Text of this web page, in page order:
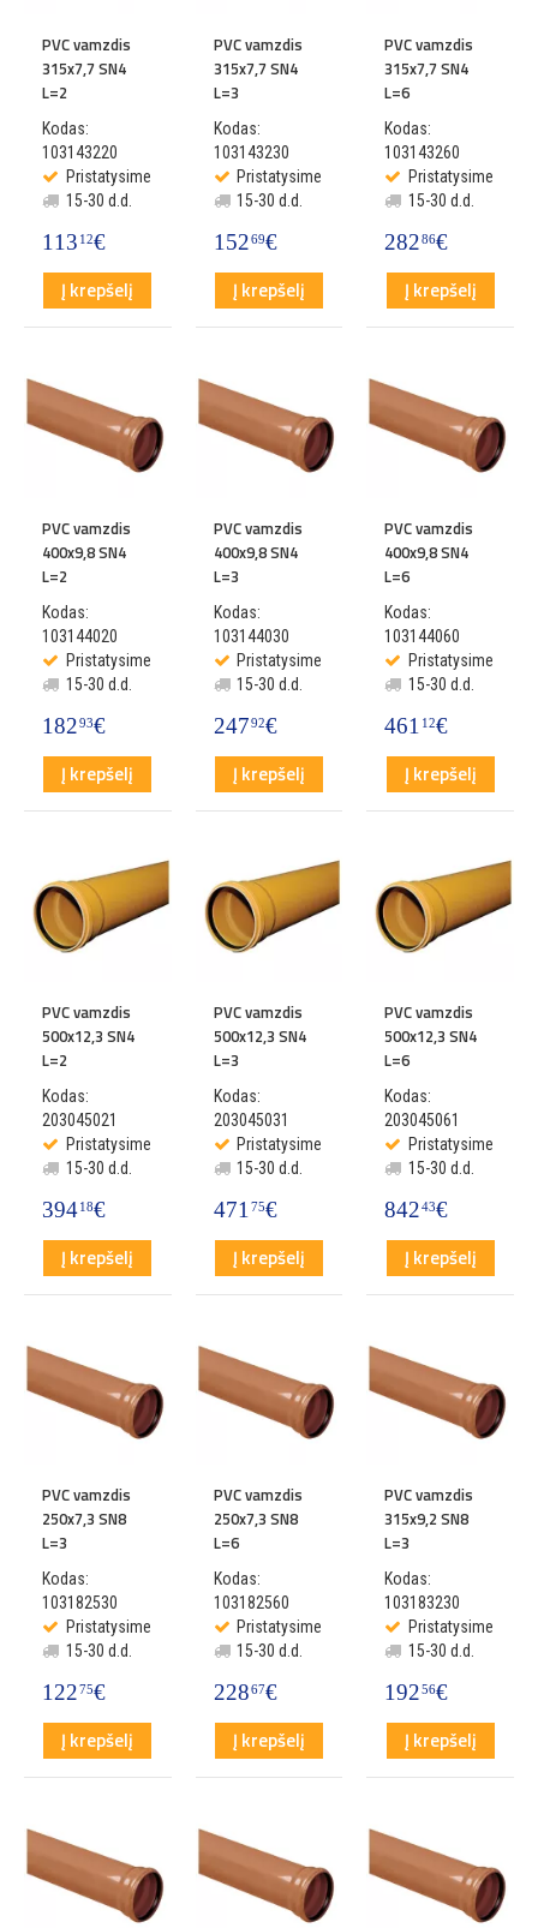
PVC vamzdis
315x7,7 SN4
L=2
Kodas:
103143220
Pristatysime
15-30 d.d.
113 12€
Į krepšelį
PVC vamzdis
315x7,7 SN4
L=3
Kodas:
103143230
Pristatysime
15-30 d.d.
15269€
Į krepšelį
PVC vamzdis
315x7,7 SN4
L=6
Kodas:
103143260
Pristatysime
15-30 d.d.
28286€
Į krepšelį
PVC vamzdis
400x9,8 SN4
L=2
Kodas:
103144020
Pristatysime
15-30 d.d.
18293€
Į krepšelį
PVC vamzdis
400x9,8 SN4
L=3
Kodas:
103144030
Pristatysime
15-30 d.d.
24792€
Į krepšelį
PVC vamzdis
400x9,8 SN4
L=6
Kodas:
103144060
Pristatysime
15-30 d.d.
461 12€
Į krepšelį
PVC vamzdis
500x12,3 SN4
L=2
Kodas:
203045021
Pristatysime
15-30 d.d.
39418€
Į krepšelį
PVC vamzdis
500x12,3 SN4
L=3
Kodas:
203045031
Pristatysime
15-30 d.d.
471 75€
Į krepšelį
PVC vamzdis
500x12,3 SN4
L=6
Kodas:
203045061
Pristatysime
15-30 d.d.
84243€
Į krepšelį
PVC vamzdis
250x7,3 SN8
L=3
Kodas:
103182530
Pristatysime
15-30 d.d.
12275€
Į krepšelį
PVC vamzdis
250x7,3 SN8
L=6
Kodas:
103182560
Pristatysime
15-30 d.d.
22867€
Į krepšelį
PVC vamzdis
315x9,2 SN8
L=3
Kodas:
103183230
Pristatysime
15-30 d.d.
19256€
Į krepšelį